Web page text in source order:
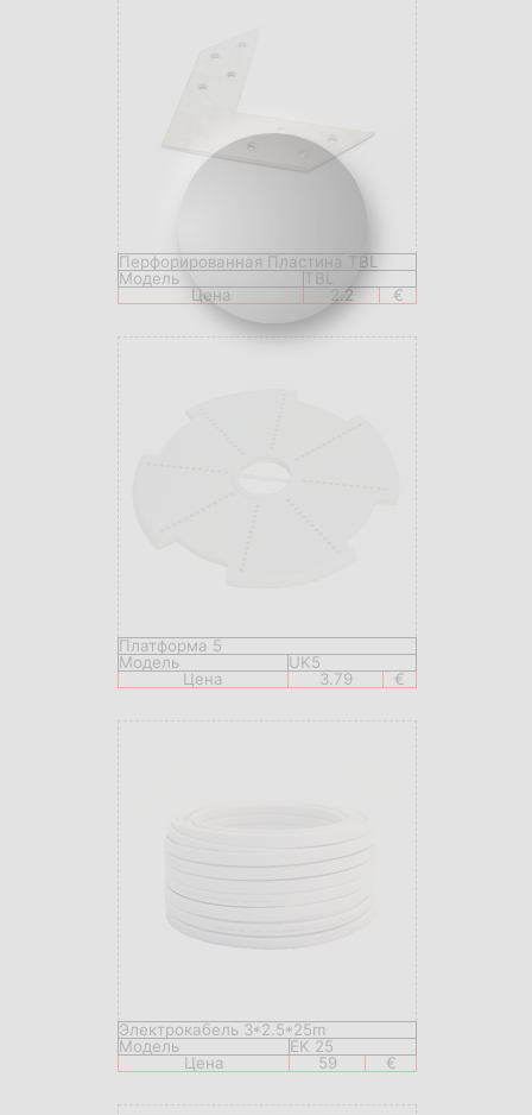
Перфорированная Пластина TBL
Модель
TBL
Цена
2.2 €
Платформа 5
Модель
UK5
Цена
3.79 €
Электрокабель 3*2.5*25m
Модель
EK 25
Цена
59 €